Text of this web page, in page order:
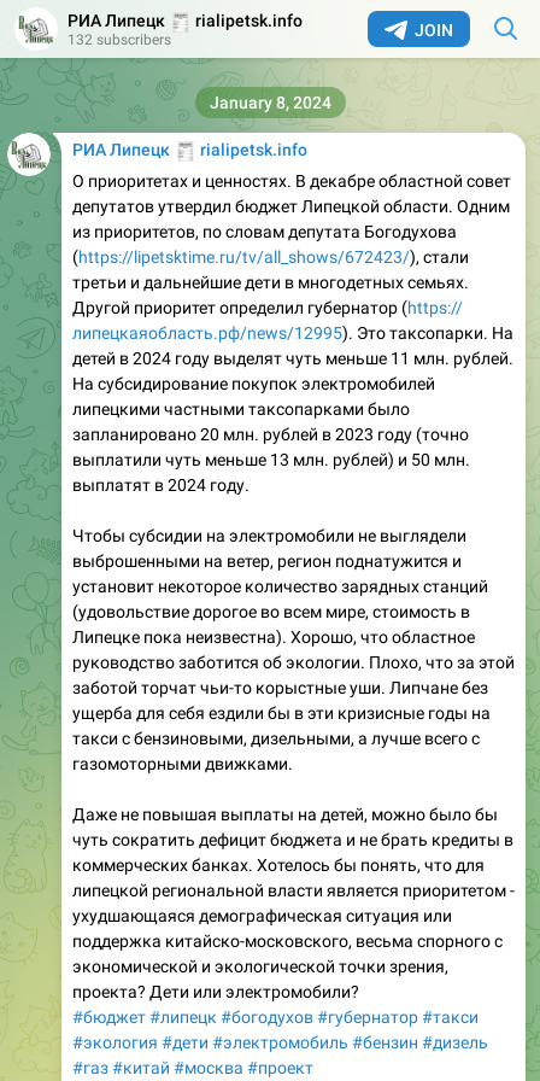
JOIN
РИА Липецк
🧾rialipetsk.info
132 subscribers
РИА Липецк
🧾rialipetsk.info
О приоритетах и ценностях. В декабре областной совет
депутатов утвердил бюджет Липецкой области. Одним
из приоритетов, по словам депутата Богодухова
(https://lipetsktime.ru/tv/all_shows/672423/), стали
третьи и дальнейшие дети в многодетных семьях.
Другой приоритет определил губернатор (https://
липецкаяобласть.рф/news/12995). Это таксопарки. На
детей в 2024 году выделят чуть меньше 11 млн. рублей.
На субсидирование покупок электромобилей
липецкими частными таксопарками было
запланировано 20 млн. рублей в 2023 году (точно
выплатили чуть меньше 13 млн. рублей) и 50 млн.
выплатят в 2024 году.
Чтобы субсидии на электромобили не выглядели
выброшенными на ветер, регион поднатужится и
установит некоторое количество зарядных станций
(удовольствие дорогое во всем мире, стоимость в
Липецке пока неизвестна). Хорошо, что областное
руководство заботится об экологии. Плохо, что за этой
заботой торчат чьи-то корыстные уши. Липчане без
ущерба для себя ездили бы в эти кризисные годы на
такси с бензиновыми, дизельными, а лучше всего с
газомоторными движками.
Даже не повышая выплаты на детей, можно было бы
чуть сократить дефицит бюджета и не брать кредиты в
коммерческих банках. Хотелось бы понять, что для
липецкой региональной власти является приоритетом -
ухудшающаяся демографическая ситуация или
поддержка китайско-московского, весьма спорного с
экономической и экологической точки зрения,
проекта? Дети или электромобили?
#бюджет#липецк #богодухов#губернатор#такси
#экология #дети #электромобиль #бензин #дизель
#газ#китай #москва #проект
January 8, 2024